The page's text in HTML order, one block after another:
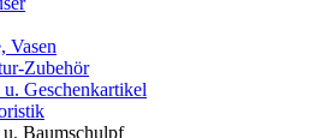
Vasen
Zubehör
Geschenkartikel
Baumschulpf